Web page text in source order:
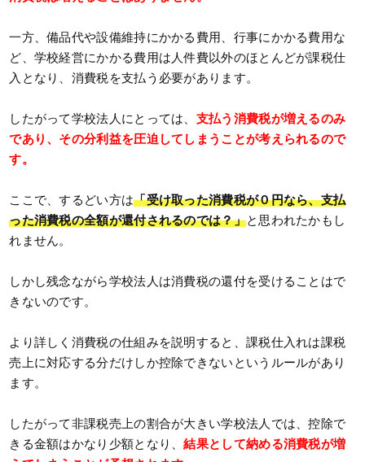
一方、備品代や設備維持にかかる費用、行事にかかる費用な
ど、学校経営にかかる費用は人件費以外のほとんどが課税仕
入となり、消費税を支払う必要があります。
したがって学校法人にとっては、 支払う消費税が増えるのみ
であり、その分利益を圧迫してしまうことが考えられるので
す。
ここで、するどい方は「受け取った消費税が０円なら、支払
った消費税の全額が還付されるのでは？」と思われたかもし
れません。
しかし残念ながら学校法人は消費税の還付を受けることはで
きないのです。
より詳しく消費税の仕組みを説明すると、課税仕入れは課税
売上に対応する分だけしか控除できないというルールがあり
ます。
したがって非課税売上の割合が大きい学校法人では、控除で
きる金額はかなり少額となり、結果として納める消費税が増